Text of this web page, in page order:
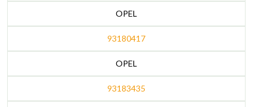
OPEL
93180417
OPEL
93183435